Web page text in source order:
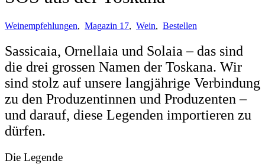
Weinempfehlungen, Magazin 17, Wein, Bestellen
Sassicaia, Ornellaia und Solaia – das sind
die drei grossen Namen der Toskana. Wir
sind stolz auf unsere langjährige Verbindung
zu den Produzentinnen und Produzenten –
und darauf, diese Legenden importieren zu
dürfen.
Die Legende